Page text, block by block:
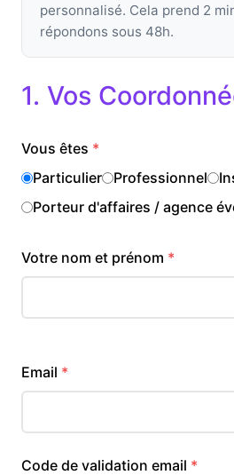
personnalisé. Cela prend 2
répondons sous 48h.
1. Vos
Vous êtes
Particulier
Professionnel
Porteur d'affaires / agence
Votre nom et prénom
Email
Code de validation email